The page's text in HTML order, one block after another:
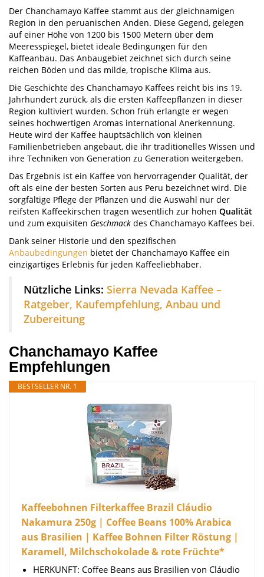
Der Chanchamayo Kaffee stammt aus der gleichnamigen
Region in den peruanischen Anden. Diese Gegend, gelegen
auf einer Höhe von 1200 bis 1500 Metern über dem
Meeresspiegel, bietet ideale Bedingungen für den
Kaffeanbau. Das Anbaugebiet zeichnet sich durch seine
reichen Böden und das milde, tropische Klima aus.
Die Geschichte des Chanchamayo Kaffees reicht bis ins 19.
Jahrhundert zurück, als die ersten Kaffeepflanzen in dieser
Region kultiviert wurden. Schon früh erlangte er wegen
seines hochwertigen Aromas international Anerkennung.
Heute wird der Kaffee hauptsächlich von kleinen
Familienbetrieben angebaut, die ihr traditionelles Wissen und
ihre Techniken von Generation zu Generation weitergeben.
Das Ergebnis ist ein Kaffee von hervorragender Qualität, der
oft als eine der besten Sorten aus Peru bezeichnet wird. Die
sorgfältige Pflege der Pflanzen und die Auswahl nur der
reifsten Kaffeekirschen tragen wesentlich zur hohen Qualität
und zum exquisiten Geschmack des Chanchamayo Kaffees bei.
Dank seiner Historie und den spezifischen
Anbaubedingungen bietet der Chanchamayo Kaffee ein
einzigartiges Erlebnis für jeden Kaffeeliebhaber.
Nützliche Links: Sierra Nevada Kaffee –
Ratgeber, Kaufempfehlung, Anbau und
Zubereitung
Chanchamayo Kaffee
Empfehlungen
BESTSELLER NR. 1
Kaffeebohnen Filterkaffee Brazil Cláudio
Nakamura 250g | Coffee Beans 100% Arabica
aus Brasilien | Kaffee Bohnen Filter Röstung |
Karamell, Milchschokolade & rote Früchte*
HERKUNFT: Coffee Beans aus Brasilien von Cláudio